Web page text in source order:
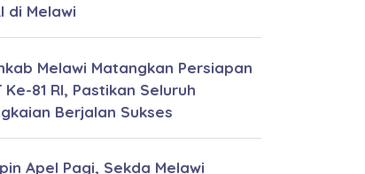
di Melawi
Melawi Matangkan Persiapan
Ke-81 RI, Pastikan Seluruh
Berjalan Sukses
Apel Pagi, Sekda Melawi